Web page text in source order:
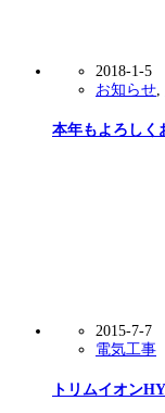
2018-1-5
お知らせ,
本年もよろしく
2015-7-7
電気工事
トリムイオン